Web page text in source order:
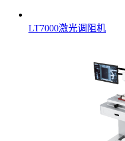
LT7000激光调阻机